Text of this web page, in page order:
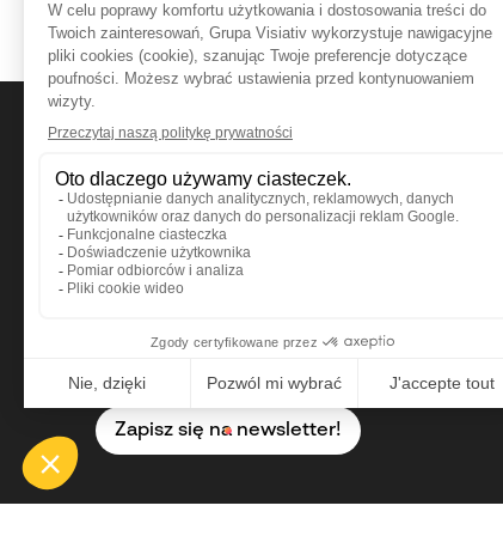
Najważniejsze wieści ze świata CAD, CAM oraz
spamu. Tylko wartościowe artykuły pisane przez
Zapisz się na newsletter!